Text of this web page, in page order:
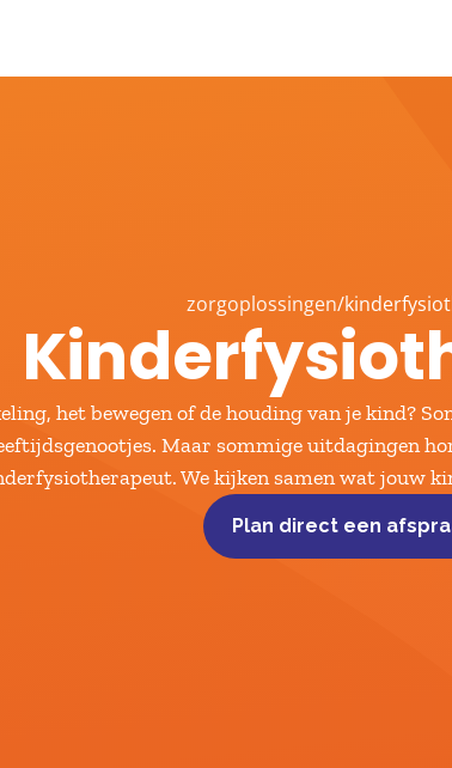
zorgoplossingen/
het bewegen of de houding van je kind?
Maar sommige uitdagingen
We kijken samen wat jouw
Plan direct een